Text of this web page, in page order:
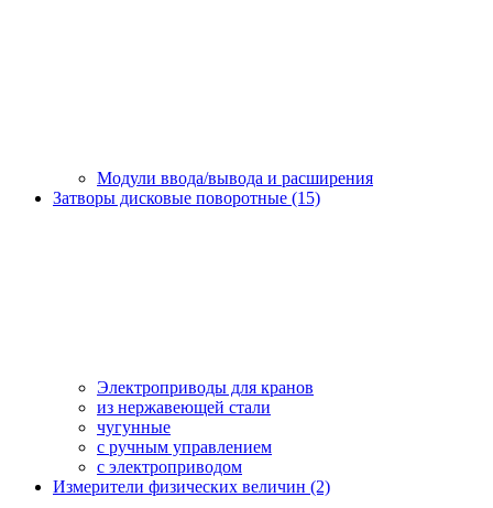
Модули ввода/вывода и расширения
Затворы дисковые поворотные (15)
Электроприводы для кранов
из нержавеющей стали
чугунные
с ручным управлением
c электроприводом
Измерители физических величин (2)